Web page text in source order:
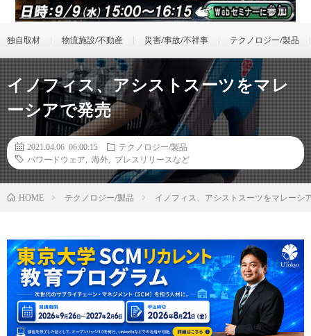
独自取材 物流施設/不動産 災害/事故/不祥事 テクノロジー/製品
イノフィス、アシストスーツをマレ
ーシアで発売
2021.04.06 06:00:15
テクノロジー/製品
パワードウェア
海外 プレスリリースなど
HOME テクノロジー/製品 イノフィス、アシストスーツをマレーシ